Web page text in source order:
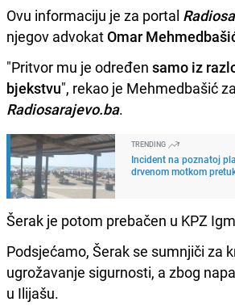
Ovu informaciju je za portal
njegov advokatOmar
"Pritvor mu je određen samo iz
bjekstvu", rekao je Mehmedbašić
Radiosarajevo.ba.
TRENDING
Incident na poznatoj
drvenom motkom
Šerak je potom prebačen u KPZ
Podsjećamo, Šerak se sumnjiči za
ugrožavanje sigurnosti, a zbog
u Ilijašu.